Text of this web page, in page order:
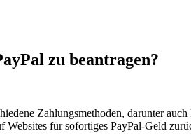
zu beantragen?
Zahlungsmethoden, darunter
‍für ‌sofortiges ‌PayPal-Geld